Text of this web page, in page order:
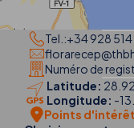
Tel.:+34 928
Numéro de
Latitude:
Longitude: -
Points d'intérêt